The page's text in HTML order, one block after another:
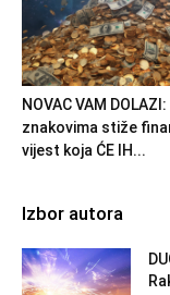
NOVAC VAM
znakovima stiže
vijest koja ĆE IH...
Izbor autora